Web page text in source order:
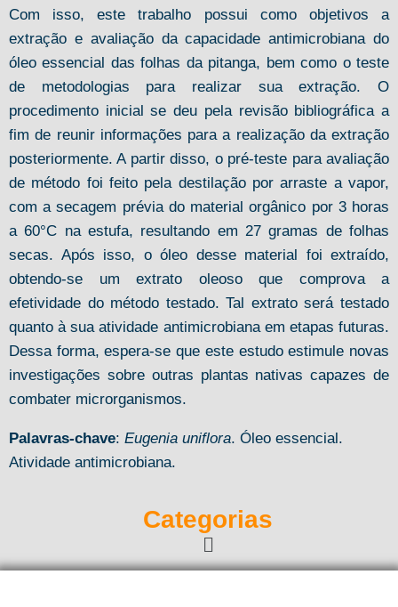
Com isso, este trabalho possui como objetivos a
extração e avaliação da capacidade antimicrobiana do
óleo essencial das folhas da pitanga, bem como o teste
de metodologias para realizar sua extração. O
procedimento inicial se deu pela revisão bibliográfica a
fim de reunir informações para a realização da extração
posteriormente. A partir disso, o pré-teste para avaliação
de método foi feito pela destilação por arraste a vapor,
com a secagem prévia do material orgânico por 3 horas
a 60°C na estufa, resultando em 27 gramas de folhas
secas. Após isso, o óleo desse material foi extraído,
obtendo-se um extrato oleoso que comprova a
efetividade do método testado. Tal extrato será testado
quanto à sua atividade antimicrobiana em etapas futuras.
Dessa forma, espera-se que este estudo estimule novas
investigações sobre outras plantas nativas capazes de
combater microrganismos.
Palavras-chave: Eugenia uniflora. Óleo essencial.
Atividade antimicrobiana.
Categorias